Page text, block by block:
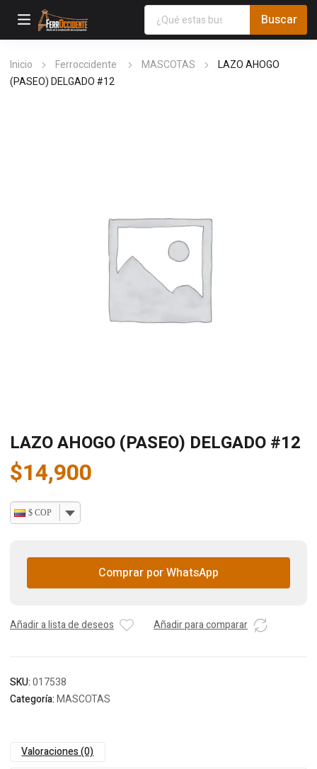
Inicio Ferroccidente MASCOTAS
LAZO AHOGO
(PASEO) DELGADO #12
LAZO AHOGO (PASEO) DELGADO #12
$14,900
$ COP
Comprar por WhatsApp
Añadir a lista de deseos Añadir para comparar
SKU:017538
Categoría:MASCOTAS
Valoraciones (0)